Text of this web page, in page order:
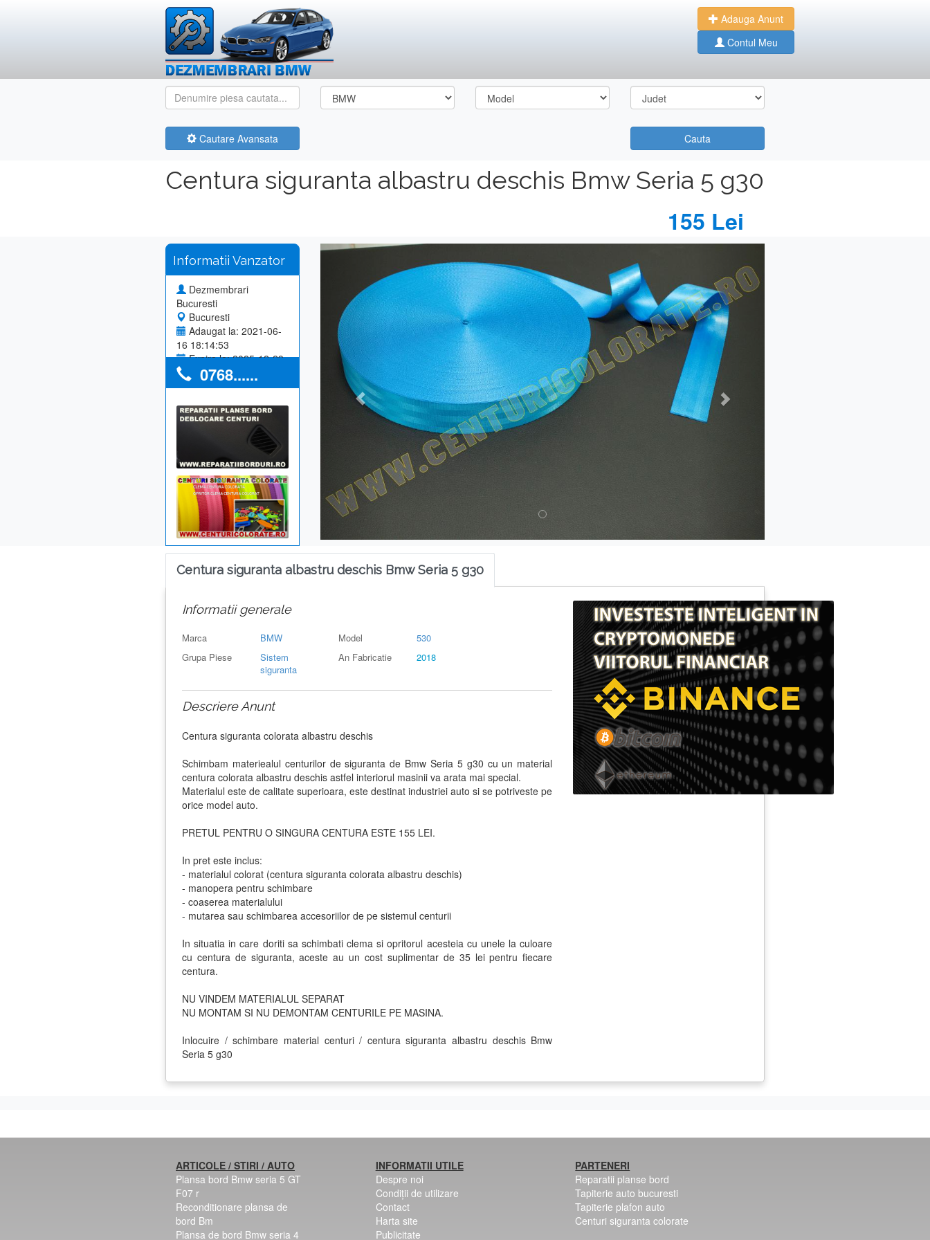
Adauga Anunt
Contul Meu
Cautare Avansata Cauta
Centura siguranta albastru deschis Bmw Seria 5 g30
155 Lei
Informatii Vanzator
Dezmembrari
Bucuresti
Bucuresti
Adaugat la: 2021-06-
16 18:14:53
Expira la: 2025-12-29
Anunturi utilizator: 0
0768......
Previous
Centura siguranta albastru deschis Bmw Seria 5 g30
Informatii generale
Marca BMW Model
530
Grupa Piese
Sistem
siguranta
An Fabricatie 2018
Descriere Anunt
Centura siguranta colorata albastru deschis
Schimbam materiealul centurilor de siguranta de Bmw Seria 5 g30 cu un material
centura colorata albastru deschis astfel interiorul masinii va arata mai special.
Materialul este de calitate superioara, este destinat industriei auto si se potriveste pe
orice model auto.
PRETUL PENTRU O SINGURA CENTURA ESTE 155 LEI.
In pret este inclus:
- materialul colorat (centura siguranta colorata albastru deschis)
- manopera pentru schimbare
- coaserea materialului
- mutarea sau schimbarea accesoriilor de pe sistemul centurii
In situatia in care doriti sa schimbati clema si opritorul acesteia cu unele la culoare
cu centura de siguranta, aceste au un cost suplimentar de 35 lei pentru fiecare
centura.
NU VINDEM MATERIALUL SEPARAT
NU MONTAM SI NU DEMONTAM CENTURILE PE MASINA.
Inlocuire / schimbare material centuri / centura siguranta albastru deschis Bmw
Seria 5 g30
ARTICOLE / STIRI / AUTO
Plansa bord Bmw seria 5 GT
F07 r
Reconditionare plansa de
bord Bm
Plansa de bord Bmw seria 4
INFORMATII UTILE
Despre noi
Condiții de utilizare
Contact
Harta site
Publicitate
PARTENERI
Reparatii planse bord
Tapiterie auto bucuresti
Tapiterie plafon auto
Centuri siguranta colorate